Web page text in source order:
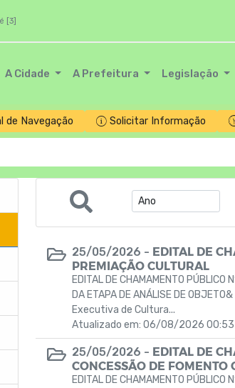
[3]
A Cidade A Prefeitura Legislação
de Navegação Solicitar Informação
25/05/2026 - EDITAL DE
PREMIAÇÃO CULTURAL
EDITAL DE CHAMAMENTO
DA ETAPA DE ANÁLISE DE
Executiva de Cultura...
Atualizado em: 06/08/2026 00:53
25/05/2026 - EDITAL DE
CONCESSÃO DE FOMENTO
EDITAL DE CHAMAMENTO PÚBLICO